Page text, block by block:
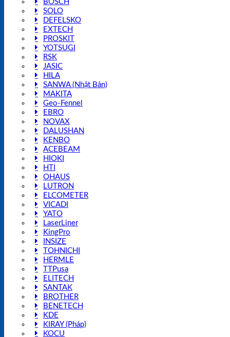
BOSCH
SOLO
DEFELSKO
EXTECH
PROSKIT
YOTSUGI
RSK
JASIC
HILA
SANWA (Nhật Bản)
MAKITA
Geo-Fennel
EBRO
NOVAX
DALUSHAN
KENBO
ACEBEAM
HIOKI
HTI
OHAUS
LUTRON
ELCOMETER
VICADI
YATO
LaserLiner
KingPro
INSIZE
TOHNICHI
HERMLE
TTPusa
ELITECH
SANTAK
BROTHER
BENETECH
KDE
KIRAY (Pháp)
KOCU